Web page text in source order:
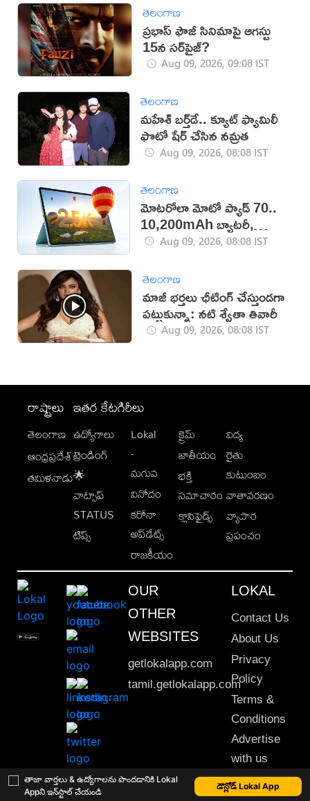
తాజా వార్తలు & ఉద్యోగాలను పొందడానికి Lokal
Appని ఇన్‌స్టాల్ చేయండి
డౌన్లోడ్ Lokal App
తెలంగాణ
ప్రభాస్ ఫౌజీ సినిమాపై ఆగస్టు
15న సర్‌ప్రైజ్?
Aug 09, 2026, 09:08 IST
తెలంగాణ
మహేశ్‌ బర్త్‌డే.. క్యూట్‌ ఫ్యామిలీ
ఫొటో షేర్ చేసిన నమ్రత
Aug 09, 2026, 08:08 IST
తెలంగాణ
మోటరోలా మోటో ప్యాడ్ 70..
10,200mAh బ్యాటరీ,
5Gతో కొత్త టాబ్లెట్ విడుదల
Aug 09, 2026, 08:08 IST
తెలంగాణ
మాజీ భర్తలు ఛీటింగ్ చేస్తుండగా
పట్టుకున్నా: నటి శ్వేతా తివారీ
Aug 09, 2026, 08:08 IST
రాష్ట్రాలు
తెలంగాణ
ఆంధ్రప్రదేశ్
తమిళనాడు
ఇతర కేటగిరీలు
ఉద్యోగాలు
ట్రెండింగ్
🌟
వాట్సాప్
STATUS
టిప్స్
Lokal
-
మగువ
వినోదం
కరోనా
అప్‌డేట్స్
రాజకీయం
క్రైమ్
జాతీయం
భక్తి
సమాచారం
క్లాసిఫైడ్స్
విద్య
రైతు
కుటుంబం
వాతావరణం
వ్యాపార
ప్రపంచం
OUR
OTHER
WEBSITES
getlokalapp.com
tamil.getlokalapp.com
LOKAL
Contact Us
About Us
Privacy
Policy
Terms &
Conditions
Advertise
with us
Sitemap
This material may not be published, transmitted, rewritten or redistributed. © 2020 Lokal App. All rights reserved.